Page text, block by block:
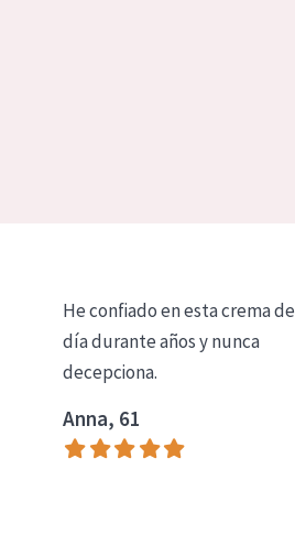
He confiado en esta crema de
día durante años y nunca
decepciona.
Anna, 61